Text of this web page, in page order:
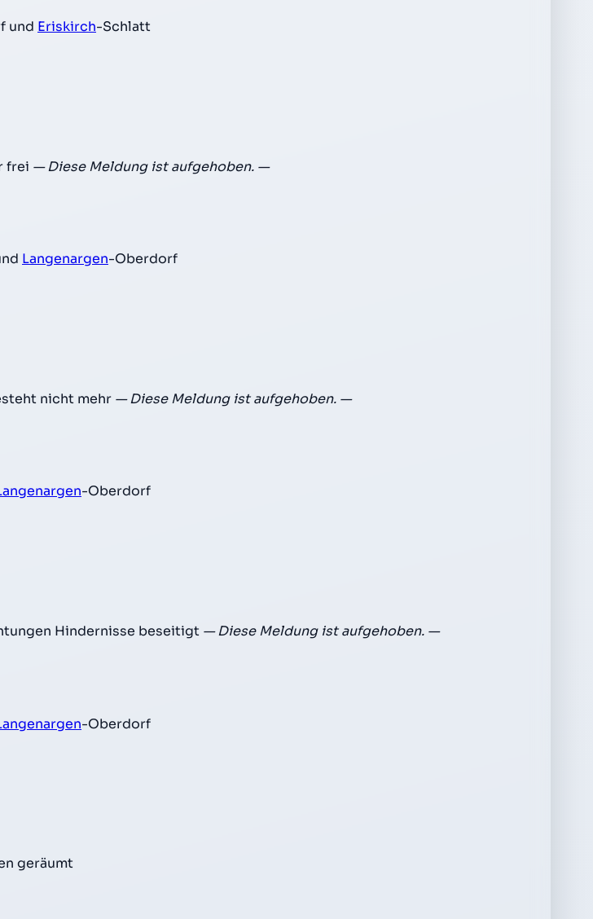
und Eriskirch-Schlatt
frei — Diese Meldung ist aufgehoben. —
Langenargen-Oberdorf
nicht mehr — Diese Meldung ist aufgehoben. —
-Oberdorf
Hindernisse beseitigt — Diese Meldung ist aufgehoben. —
-Oberdorf
geräumt